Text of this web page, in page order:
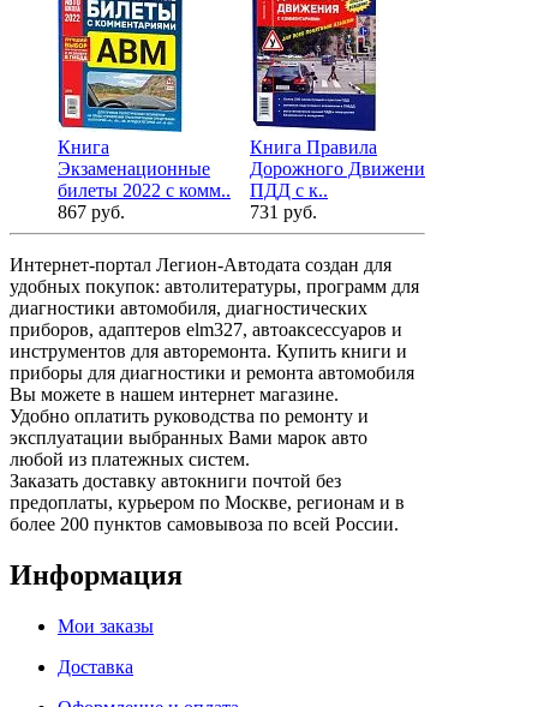
Книга
Экзаменационные
билеты 2022 с комм..
867 руб.
Книга Правила
Дорожного Движения
ПДД с к..
731 руб.
Интернет-портал Легион-Автодата создан для
удобных покупок: автолитературы, программ для
диагностики автомобиля, диагностических
приборов, адаптеров elm327, автоаксессуаров и
инструментов для авторемонта. Купить книги и
приборы для диагностики и ремонта автомобиля
Вы можете в нашем интернет магазине.
Удобно оплатить руководства по ремонту и
эксплуатации выбранных Вами марок авто
любой из платежных систем.
Заказать доставку автокниги почтой без
предоплаты, курьером по Москве, регионам и в
более 200 пунктов самовывоза по всей России.
Информация
Мои заказы
Доставка